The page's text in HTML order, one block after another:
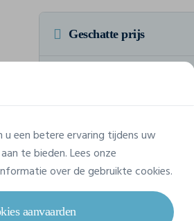
Geschatte prijs
u een betere ervaring tijdens uw
te bieden. Lees onze
over de gebruikte cookies.
aanvaarden